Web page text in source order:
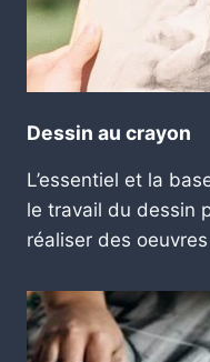
Dessin au crayon
L’essentiel et la
le travail du dessin
réaliser des